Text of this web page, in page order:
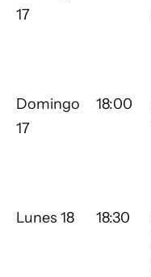
17
Domingo
17
18:00
Lunes 18 18:30